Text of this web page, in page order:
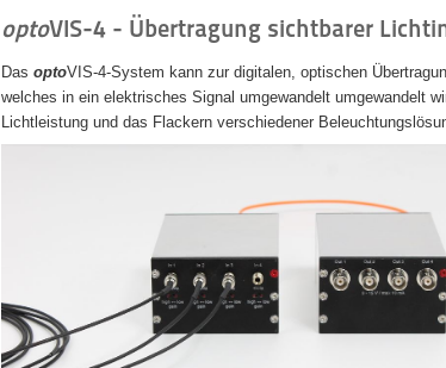
optoVIS-4 - Übertragung sichtbarer
Das optoVIS-4-System kann zur digitalen, optischen
welches in ein elektrisches Signal umgewandelt umgewandelt
Lichtleistung und das Flackern verschiedener